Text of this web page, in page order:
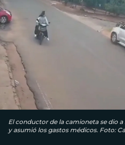
El conductor de la camioneta se dio
y asumió los gastos médicos. Foto: